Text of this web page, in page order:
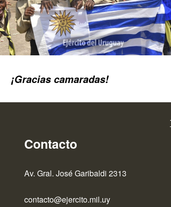
¡Gracias camaradas!
Contacto
Av. Gral. José Garibaldi 2313
contacto@ejercito.mil.uy